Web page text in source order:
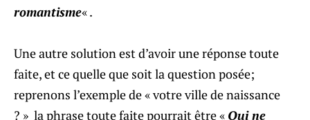
romantisme« .
Une autre solution est d’avoir une réponse toute
faite, et ce quelle que soit la question posée;
reprenons l’exemple de « votre ville de naissance
? » la phrase toute faite pourrait être « Qui ne